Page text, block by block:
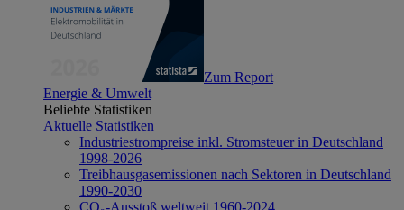
Zum Report
Energie & Umwelt
Beliebte Statistiken
Aktuelle Statistiken
Industriestrompreise inkl. Stromsteuer in Deutschland
1998-2026
Treibhausgasemissionen nach Sektoren in Deutschland
1990-2030
CO₂-Ausstoß weltweit 1960-2024